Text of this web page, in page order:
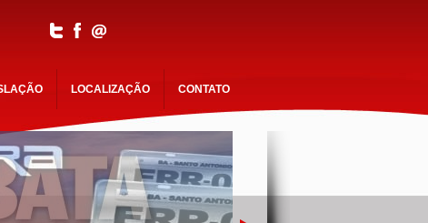
LOCALIZAÇÃO CONTATO